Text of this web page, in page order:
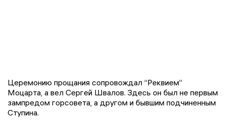
Церемонию прощания сопровождал “Реквием”
Моцарта, а вел Сергей Швалов. Здесь он был не первым
зампредом горсовета, а другом и бывшим подчиненным
Ступина.